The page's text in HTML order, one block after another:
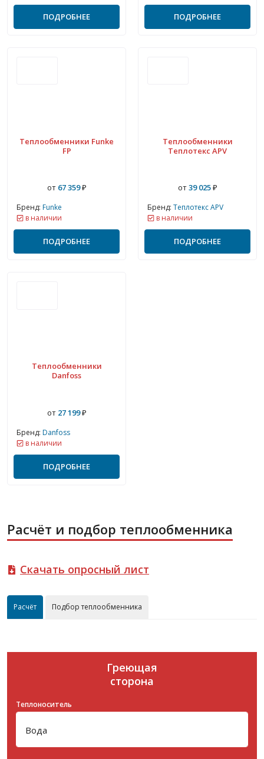
ПОДРОБНЕЕ ПОДРОБНЕЕ
Теплообменники Funke
FP
от67 359₽
Бренд: Funke
в наличии
ПОДРОБНЕЕ
Теплообменники
Теплотекс APV
от39 025₽
Бренд: Теплотекс APV
в наличии
ПОДРОБНЕЕ
Теплообменники
Danfoss
от27 199₽
Бренд: Danfoss
в наличии
ПОДРОБНЕЕ
Расчёт и подбор теплообменника
Скачать опросный лист
Расчёт Подбор теплообменника
Греющая
сторона
Теплоноситель